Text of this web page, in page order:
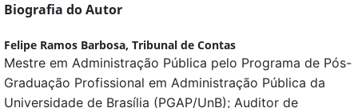
Biografia do Autor
Felipe Ramos Barbosa, Tribunal de Contas
Mestre em Administração Pública pelo Programa de Pós-
Graduação Profissional em Administração Pública da
Universidade de Brasília (PGAP/UnB); Auditor de